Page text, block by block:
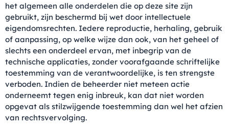
het algemeen alle onderdelen die op deze site zijn
gebruikt, zijn beschermd bij wet door intellectuele
eigendomsrechten. Iedere reproductie, herhaling, gebruik
of aanpassing, op welke wijze dan ook, van het geheel of
slechts een onderdeel ervan, met inbegrip van de
technische applicaties, zonder voorafgaande schriftelijke
toestemming van de verantwoordelijke, is ten strengste
verboden. Indien de beheerder niet meteen actie
onderneemt tegen enig inbreuk, kan dat niet worden
opgevat als stilzwijgende toestemming dan wel het afzien
van rechtsvervolging.